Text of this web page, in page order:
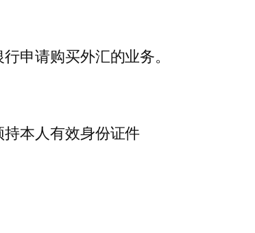
申请购买外汇的业务。
本人有效身份证件